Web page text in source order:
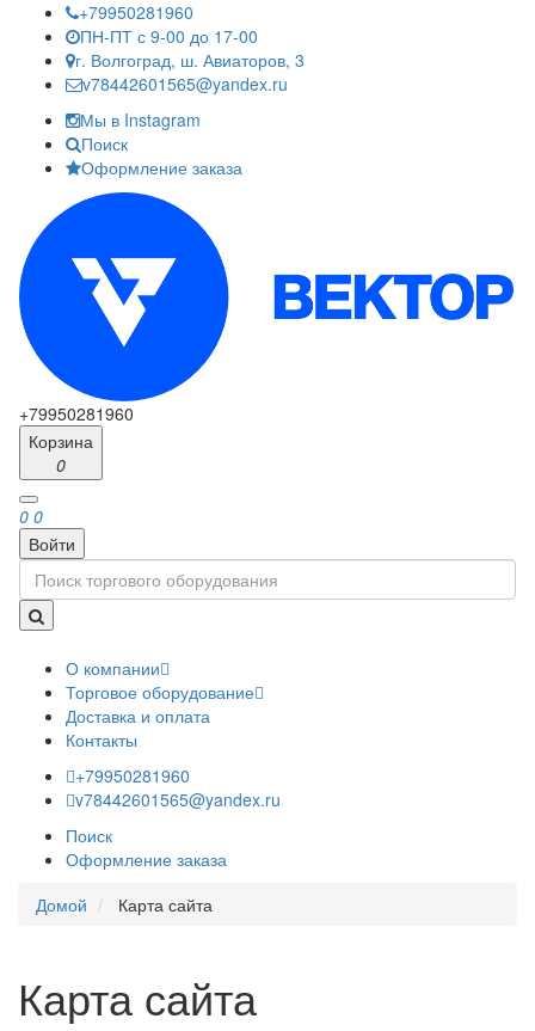
+79950281960
ПН-ПТ с 9-00 до 17-00
г. Волгоград, ш. Авиаторов, 3
v78442601565@yandex.ru
Мы в Instagram
Поиск
Оформление заказа
+79950281960
Корзина
0
0 0
Войти
О компании
Торговое оборудование
Доставка и оплата
Контакты
+79950281960
v78442601565@yandex.ru
Поиск
Оформление заказа
Домой
Карта сайта
Карта сайта